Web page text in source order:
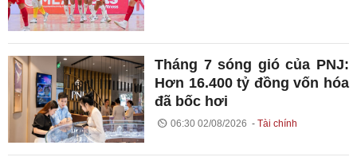
Tháng 7 sóng gió của PNJ:
Hơn 16.400 tỷ đồng vốn hóa
đã bốc hơi
06:30 02/08/2026 Tài chính